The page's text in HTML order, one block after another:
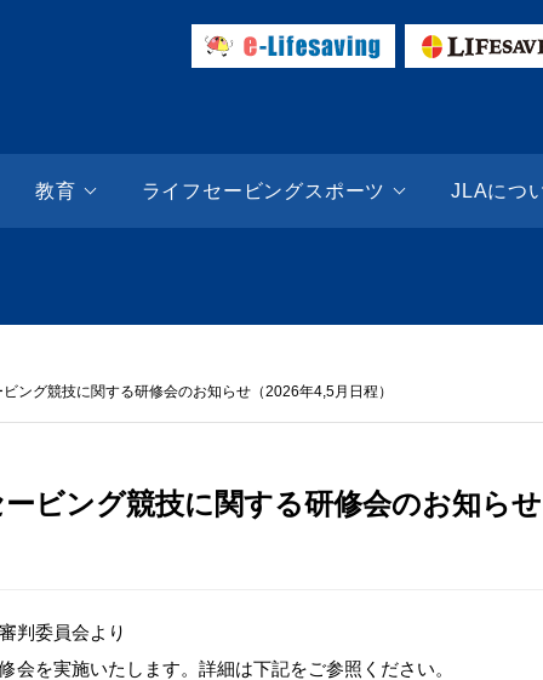
SITE | 日本ライフセービング協会（JLA）
教育 ライフセービングスポーツ JLAにつ
ング競技に関する研修会のお知らせ（2026年4,5月日程）
ビング競技に関する研修会のお知ら
判委員会より
会を実施いたします。詳細は下記をご参照ください。